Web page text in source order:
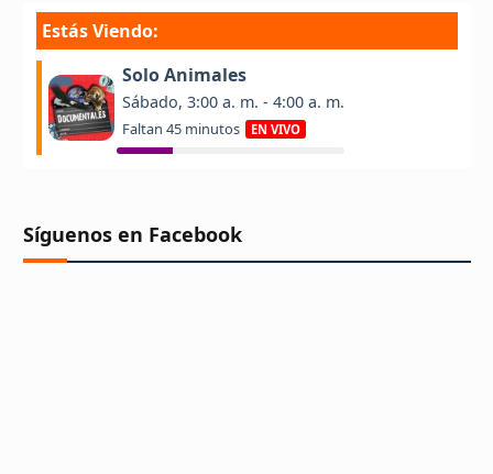
Síguenos en Facebook